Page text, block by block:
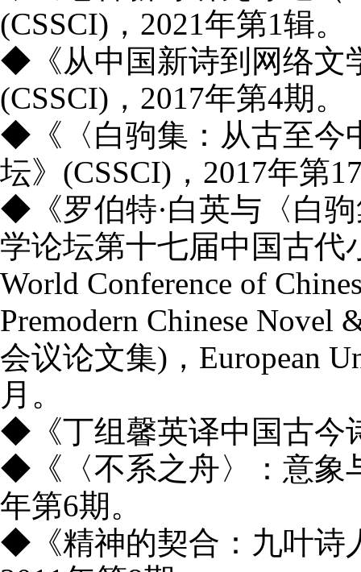
(CSSCI) ， 2021年第1辑。
◆《从中国新诗到网络
(CSSCI) ， 2017年第4期。
◆《〈白驹集：从古至今
坛》 (CSSCI) ， 2017年第
◆《罗伯特·白英与〈白
学论坛第十七届中国古代
World Conference of
Premodern Chinese Novel
会议论文集) ， European
月。
◆ 《丁组馨英译中国古
◆《〈不系之舟〉：意象
年第6期。
◆《精神的契合：九叶诗